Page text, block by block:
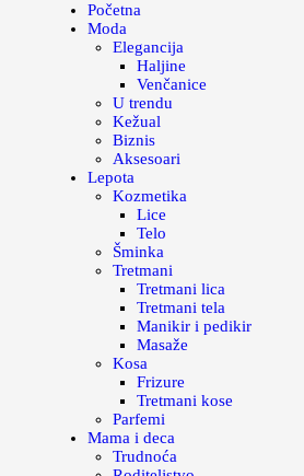
Početna
Moda
Elegancija
Haljine
Venčanice
U trendu
Kežual
Biznis
Aksesoari
Lepota
Kozmetika
Lice
Telo
Šminka
Tretmani
Tretmani lica
Tretmani tela
Manikir i pedikir
Masaže
Kosa
Frizure
Tretmani kose
Parfemi
Mama i deca
Trudnoća
Kuhinja
Magazin